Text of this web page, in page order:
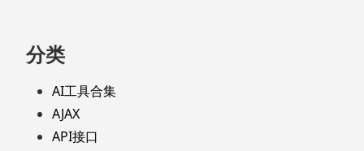
分类
AI工具合集
AJAX
API接口